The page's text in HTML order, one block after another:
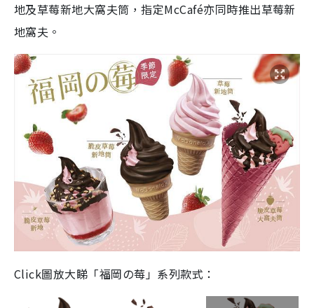
地及草莓新地大窩夫筒，指定McCafé亦同時推出草莓新
地窩夫。
Click圖放大睇「福岡の莓」系列款式：